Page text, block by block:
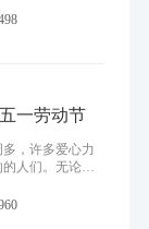
防雨防寒问题
一劳动节
，许多爱心力
人们。无论是
一点一点恢